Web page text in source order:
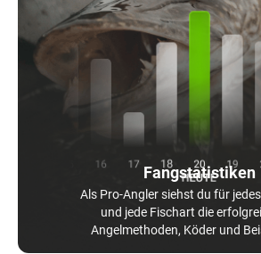
Fangstatistiken
Als Pro-Angler siehst du für
und jede Fischart die
Angelmethoden, Köder und